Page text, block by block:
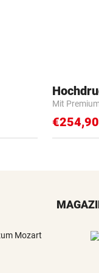
Mit
€254,90